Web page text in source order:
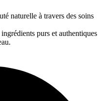
naturelle à travers des soins
purs et authentiques